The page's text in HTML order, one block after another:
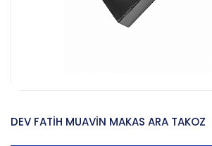
DEV FATİH MUAVİN MAKAS ARA TAKOZ